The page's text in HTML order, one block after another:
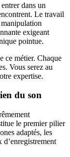
entrer dans un
Le travail
exigeant
pointue.
ce métier. Chaque
Vous serez au
expertise.
du son
le premier pilier
adaptés, les